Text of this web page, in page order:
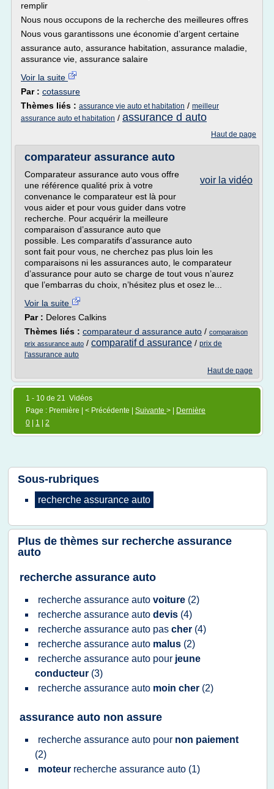
remplir
Nous nous occupons de la recherche des meilleures offres
Nous vous garantissons une économie d’argent certaine
assurance auto, assurance habitation, assurance maladie,
assurance vie, assurance salaire
Voir la suite
Par : cotassure
Thèmes liés : assurance vie auto et habitation / meilleur
assurance auto et habitation / assurance d auto
Haut de page
comparateur assurance auto
voir la vidéo
Comparateur assurance auto vous offre
une référence qualité prix à votre
convenance le comparateur est là pour
vous aider et pour vous guider dans votre
recherche. Pour acquérir la meilleure
comparaison d’assurance auto que
possible. Les comparatifs d’assurance auto
sont fait pour vous, ne cherchez pas plus loin les
comparaisons ni les assurances auto, le comparateur
d’assurance pour auto se charge de tout vous n’aurez
que l’embarras du choix, n’hésitez plus et osez le...
Voir la suite
Par : Delores Calkins
Thèmes liés : comparateur d assurance auto / comparaison
prix assurance auto / comparatif d assurance / prix de
l'assurance auto
Haut de page
1 - 10 de 21 Vidéos
Page : Première | < Précédente | Suivante > |
Dernière
0
1 2
Sous-rubriques
recherche assurance auto
Plus de thèmes sur recherche assurance
auto
recherche assurance auto
recherche assurance auto voiture (2)
recherche assurance auto devis (4)
recherche assurance auto pas cher (4)
recherche assurance auto malus (2)
recherche assurance auto pour jeune
conducteur (3)
recherche assurance auto moin cher (2)
assurance auto non assure
recherche assurance auto pour non paiement
(2)
moteur recherche assurance auto (1)